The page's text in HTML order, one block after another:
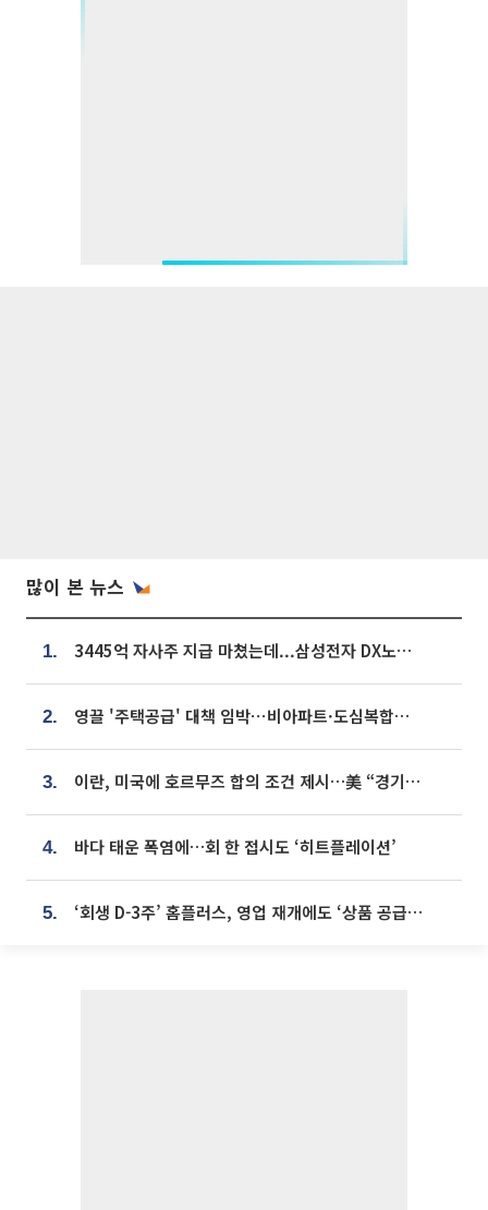
많이 본 뉴스
1. 3445억 자사주 지급 마쳤는데...삼성전자 DX노조, 뒤늦은 '떼쓰기 집회'
2. 영끌 '주택공급' 대책 임박⋯비아파트·도심복합까지 총동원
3. 이란, 미국에 호르무즈 합의 조건 제시…美 “경기 아직 안 끝나” [종합]
4. 바다 태운 폭염에…회 한 접시도 ‘히트플레이션’
5. ‘회생 D-3주’ 홈플러스, 영업 재개에도 ‘상품 공급망’ 복구가 생존 관건